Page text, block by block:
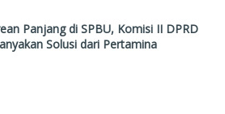
Panjang di SPBU, Komisi II DPRD
Solusi dari Pertamina